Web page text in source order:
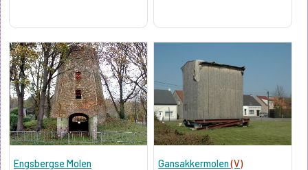
Engsbergse Molen
Gansakkermolen(V)